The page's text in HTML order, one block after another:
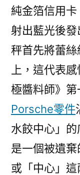
純金箔信用
射出藍光後
秤首先將蕾
上，這代表
極醬料師》
Porsche零件
水餃中心」
是一個被遺棄
或「中心」